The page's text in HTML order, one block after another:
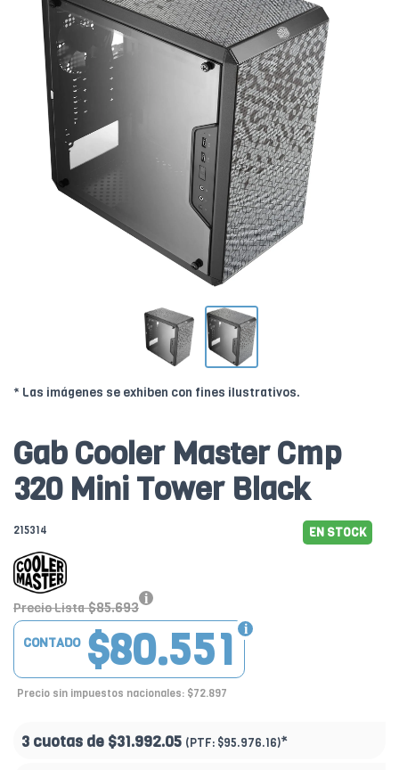
* Las imágenes se exhiben con fines ilustrativos.
Gab Cooler Master Cmp
320 Mini Tower Black
215314 EN STOCK
Precio Lista $85.693
$80.551
CONTADO
Precio sin impuestos nacionales: $72.897
3 cuotas de $31.992.05 (PTF: $95.976.16)*